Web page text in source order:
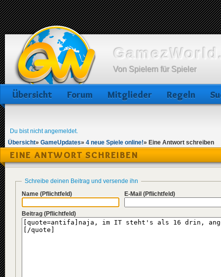
Von Spielern für Spieler
Übersicht Forum Mitglieder Regeln
Du bist nicht angemeldet.
Übersicht» GameUpdates» 4 neue Spiele online!» Eine Antwort schreiben
EINE ANTWORT SCHREIBEN
Schreibe deinen Beitrag und versende ihn
Name (Pflichtfeld) E-Mail (Pflichtfeld)
Beitrag (Pflichtfeld)